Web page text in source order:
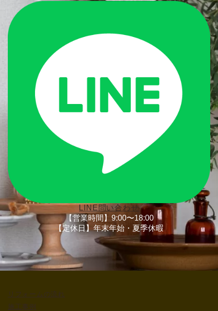
LINE問い合わせ
【営業時間】9:00〜18:00
【定休日】年末年始・夏季休暇
リフォームの流れ
施工事例